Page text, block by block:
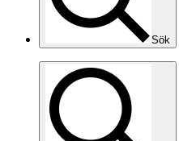
Sök